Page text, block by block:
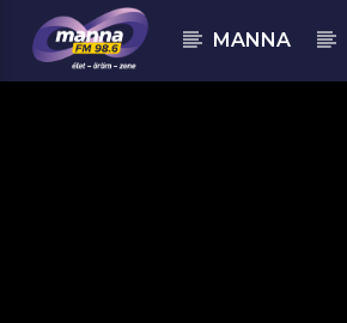
MANNA